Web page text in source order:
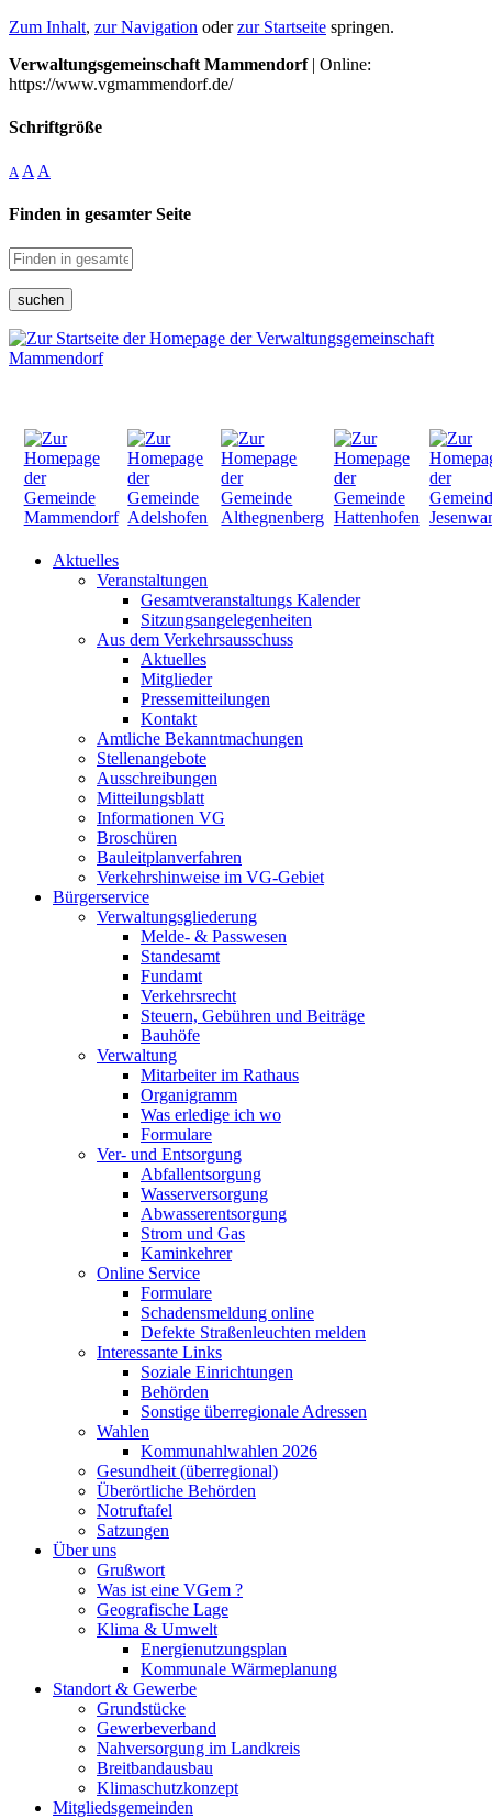
Zum Inhalt, zur Navigation oderzur Startseite springen.
Verwaltungsgemeinschaft Mammendorf| Online:
https://www.vgmammendorf.de/
Schriftgröße
A A A
Finden in gesamter Seite
suchen
Aktuelles
Veranstaltungen
Gesamtveranstaltungs Kalender
Sitzungsangelegenheiten
Aus dem Verkehrsausschuss
Aktuelles
Mitglieder
Pressemitteilungen
Kontakt
Amtliche Bekanntmachungen
Stellenangebote
Ausschreibungen
Mitteilungsblatt
Informationen VG
Broschüren
Bauleitplanverfahren
Verkehrshinweise im VG-Gebiet
Bürgerservice
Verwaltungsgliederung
Melde- & Passwesen
Standesamt
Fundamt
Verkehrsrecht
Steuern, Gebühren und Beiträge
Bauhöfe
Verwaltung
Mitarbeiter im Rathaus
Organigramm
Was erledige ich wo
Formulare
Ver- und Entsorgung
Abfallentsorgung
Wasserversorgung
Abwasserentsorgung
Strom und Gas
Kaminkehrer
Online Service
Formulare
Schadensmeldung online
Defekte Straßenleuchten melden
Interessante Links
Soziale Einrichtungen
Behörden
Sonstige überregionale Adressen
Wahlen
Kommunahlwahlen 2026
Gesundheit (überregional)
Überörtliche Behörden
Notruftafel
Satzungen
Über uns
Grußwort
Was ist eine VGem ?
Geografische Lage
Klima & Umwelt
Energienutzungsplan
Kommunale Wärmeplanung
Standort & Gewerbe
Grundstücke
Gewerbeverband
Nahversorgung im Landkreis
Breitbandausbau
Klimaschutzkonzept
Mitgliedsgemeinden